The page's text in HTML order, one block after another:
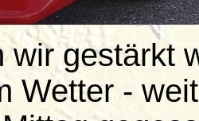
wir gestärkt
Wetter -